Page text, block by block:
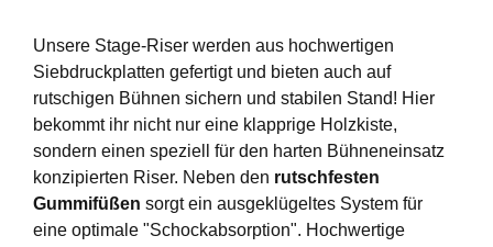
Unsere Stage-Riser werden aus hochwertigen
Siebdruckplatten gefertigt und bieten auch auf
rutschigen Bühnen sichern und stabilen Stand! Hier
bekommt ihr nicht nur eine klapprige Holzkiste,
sondern einen speziell für den harten Bühneneinsatz
konzipierten Riser. Neben den rutschfesten
Gummifüßen sorgt ein ausgeklügeltes System für
eine optimale "Schockabsorption". Hochwertige